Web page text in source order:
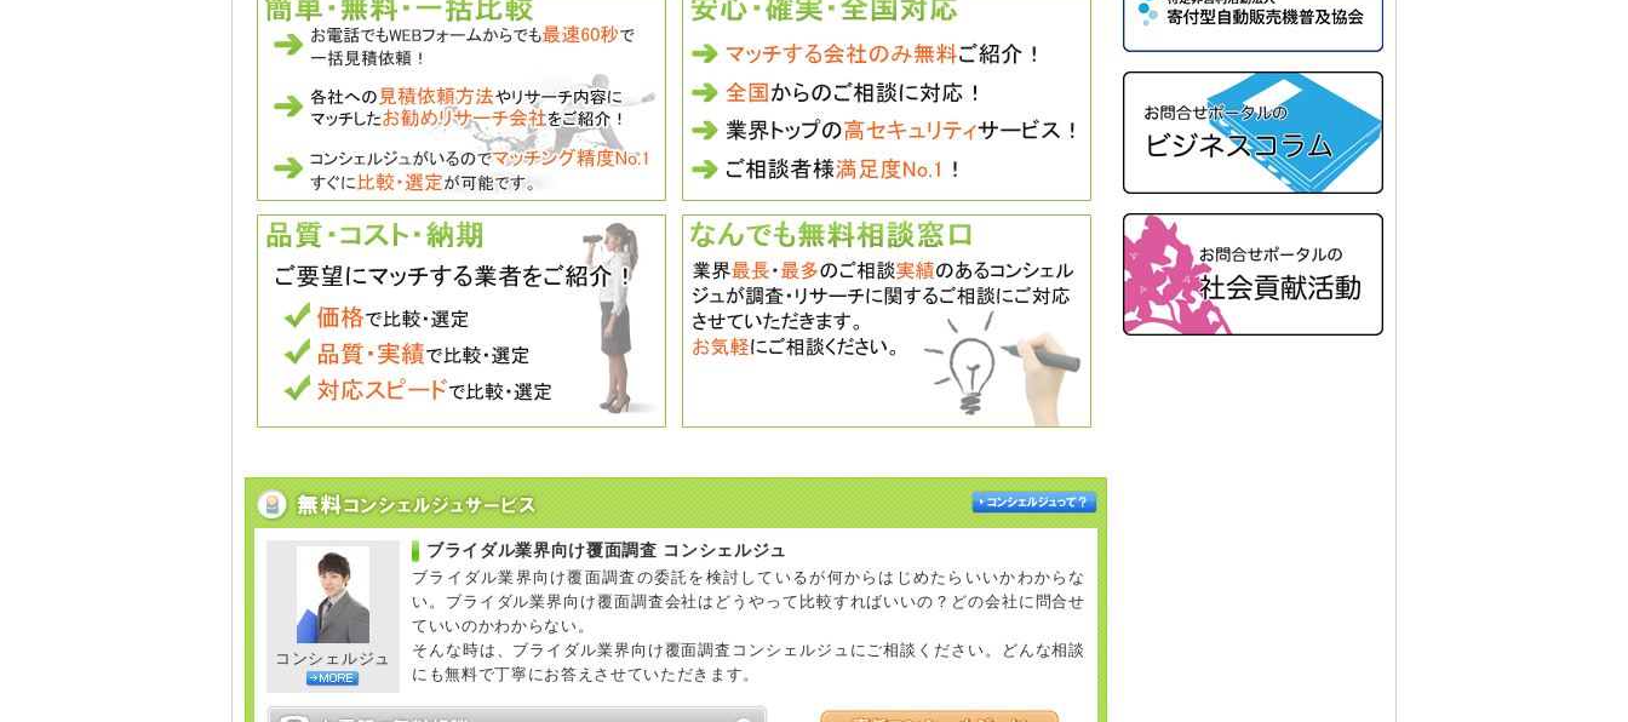
コンシェルジュ
ブライダル業界向け覆面調査 コンシェルジュ
ブライダル業界向け覆面調査の委託を検討しているが何からはじめたらいいかわからな
い。ブライダル業界向け覆面調査会社はどうやって比較すればいいの？どの会社に問合せ
ていいのかわからない。
そんな時は、ブライダル業界向け覆面調査コンシェルジュにご相談ください。どんな相談
にも無料で丁寧にお答えさせていただきます。